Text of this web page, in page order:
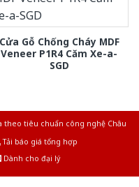
Cửa Gỗ Chống Cháy MDF
Veneer P1R4 Căm Xe-a-
SGD
tiêu chuẩn công nghệ Châu
Tải báo giá tổng hợp
Dành cho đại lý